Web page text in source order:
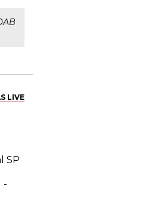
LIVE
SP
-